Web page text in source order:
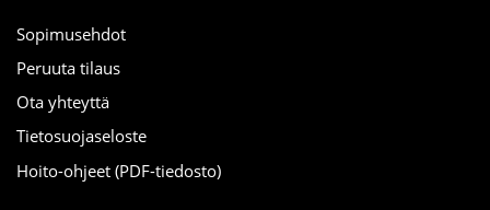
Sopimusehdot
Peruuta tilaus
Ota yhteyttä
Tietosuojaseloste
Hoito-ohjeet (PDF-tiedosto)